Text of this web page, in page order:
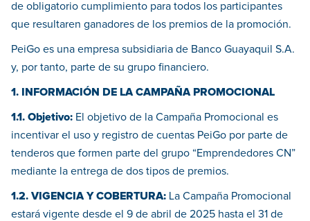
de obligatorio cumplimiento para todos los participantes
que resultaren ganadores de los premios de la promoción.
PeiGo es una empresa subsidiaria de Banco Guayaquil S.A.
y, por tanto, parte de su grupo financiero.
1. INFORMACIÓN DE LA CAMPAÑA PROMOCIONAL
1.1. Objetivo: El objetivo de la Campaña Promocional es
incentivar el uso y registro de cuentas PeiGo por parte de
tenderos que formen parte del grupo “Emprendedores CN”
mediante la entrega de dos tipos de premios.
1.2. VIGENCIA Y COBERTURA: La Campaña Promocional
estará vigente desde el 9 de abril de 2025 hasta el 31 de